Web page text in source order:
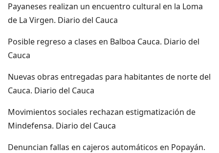
Payaneses realizan un encuentro cultural en la Loma
de La Virgen. Diario del Cauca
Posible regreso a clases en Balboa Cauca. Diario del
Cauca
Nuevas obras entregadas para habitantes de norte del
Cauca. Diario del Cauca
Movimientos sociales rechazan estigmatización de
Mindefensa. Diario del Cauca
Denuncian fallas en cajeros automáticos en Popayán.